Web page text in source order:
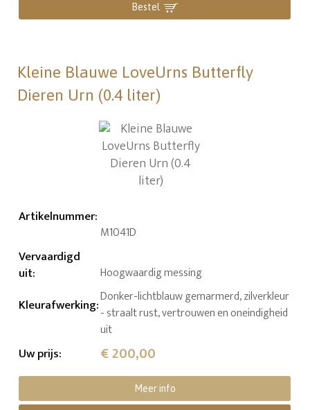
Bestel
Kleine Blauwe LoveUrns Butterfly
Dieren Urn (0.4 liter)
Artikelnummer:
M1041D
Vervaardigd
uit: Hoogwaardig messing
Kleurafwerking:Donker-lichtblauw gemarmerd, zilverkleur
- straalt rust, vertrouwen en oneindigheid
uit
Uw prijs: € 200,00
Meer info